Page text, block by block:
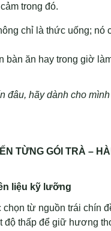
trong đó.
chỉ là thức uống; nó
bàn ăn hay trong giờ
đâu, hãy dành cho
TỪNG GÓI TRÀ –
liệu kỹ lưỡng
chọn từ nguồn trái chín
độ thấp để giữ hương